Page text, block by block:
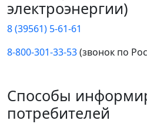
электроэнергии)
8 (39561) 5-61-61
8-800-301-33-53(звонок по
Способы
потребителей